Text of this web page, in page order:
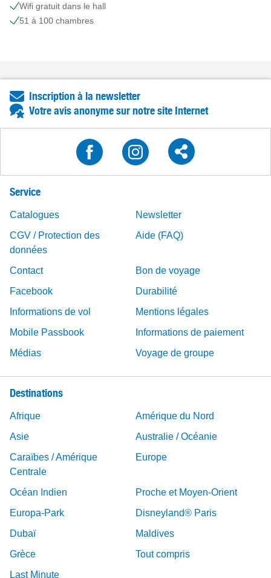
Wifi gratuit dans le hall
51 à 100 chambres
Inscription à la newsletter
Votre avis anonyme sur notre site Internet
Service
Catalogues
Newsletter
CGV / Protection des
données
Aide (FAQ)
Contact
Bon de voyage
Facebook
Durabilité
Informations de vol
Mentions légales
Mobile Passbook
Informations de paiement
Médias
Voyage de groupe
Destinations
Afrique
Amérique du Nord
Asie
Australie / Océanie
Caraïbes / Amérique
Centrale
Europe
Océan Indien
Proche et Moyen-Orient
Europa-Park
Disneyland® Paris
Dubaï
Maldives
Grèce
Tout compris
Last Minute